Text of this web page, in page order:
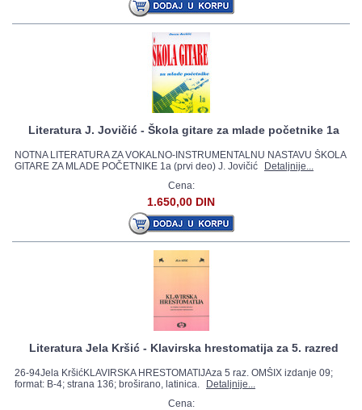
Literatura J. Jovičić - Škola gitare za mlade početnike 1a
NOTNA LITERATURA ZA VOKALNO-INSTRUMENTALNU NASTAVU ŠKOLA
GITARE ZA MLADE POČETNIKE 1a (prvi deo) J. Jovičić
Detaljnije...
Cena:
1.650,00 DIN
Literatura Jela Kršić - Klavirska hrestomatija za 5. razred
26-94Jela KršićKLAVIRSKA HRESTOMATIJAza 5 raz. OMŠIX izdanje 09;
format: B-4; strana 136; broširano, latinica.
Detaljnije...
Cena: